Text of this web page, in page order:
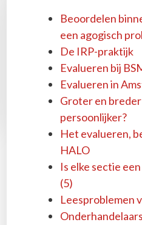
Beoordelen
een agogisch
De IRP-praktijk
Evalueren bij
Evalueren in
Groter en
persoonlijker?
Het evalueren,
HALO
Is elke sectie
(5)
Leesproblemen